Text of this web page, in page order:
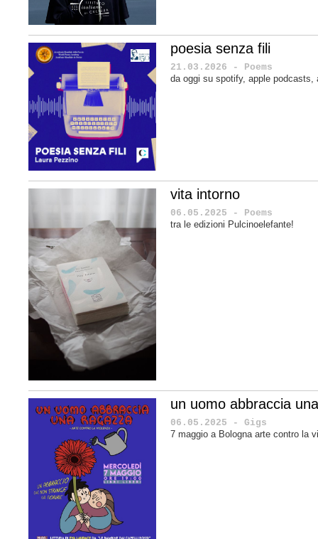
poesia senza fili
21.03.2026 - Poems
da oggi su spotify, apple
vita intorno
06.05.2025 - Poems
tra le edizioni Pulcinoelefante!
un uomo abbraccia
06.05.2025 - Gigs
7 maggio a Bologna arte contro la